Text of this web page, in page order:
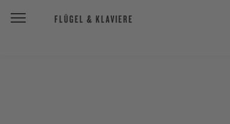
FLÜGEL & KLAVIERE